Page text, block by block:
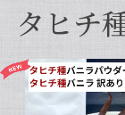
タヒチ